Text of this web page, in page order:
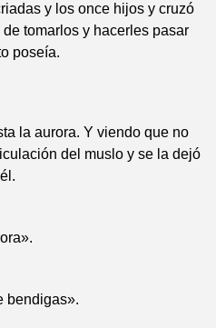
y los once hijos y cruzó
tomarlos y hacerles pasar
poseía.
la aurora. Y viendo que no
del muslo y se la dejó
bendigas».